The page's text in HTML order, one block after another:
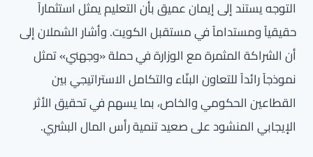
التوجه يستند إلى إيمان عميق بأن التعليم يمثل استثماراً
حقيقياً ومستداماً في مستقبل الكويت. وأشار الشملان إلى
أن الشراكة المثمرة مع الوزارة في حملة «وجهني» تمثل
نموذجاً رائداً للتعاون البنّاء والتكامل الاستراتيجي بين
القطاعين الحكومي والخاص، بما يسهم في تحقيق الأثر
الإيجابي المنشود على صعيد تنمية رأس المال البشري.